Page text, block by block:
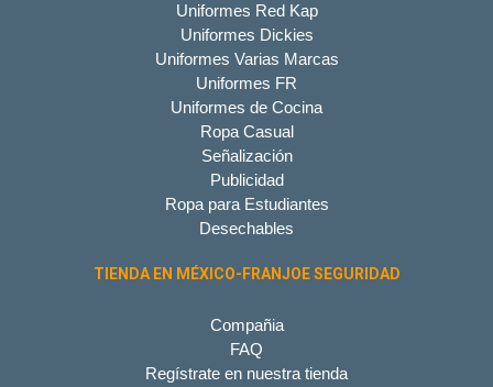
Uniformes Red Kap
Uniformes Dickies
Uniformes Varias Marcas
Uniformes FR
Uniformes de Cocina
Ropa Casual
Señalización
Publicidad
Ropa para Estudiantes
Desechables
TIENDA EN MÉXICO-FRANJOE SEGURIDAD
Compañia
FAQ
Regístrate en nuestra tienda